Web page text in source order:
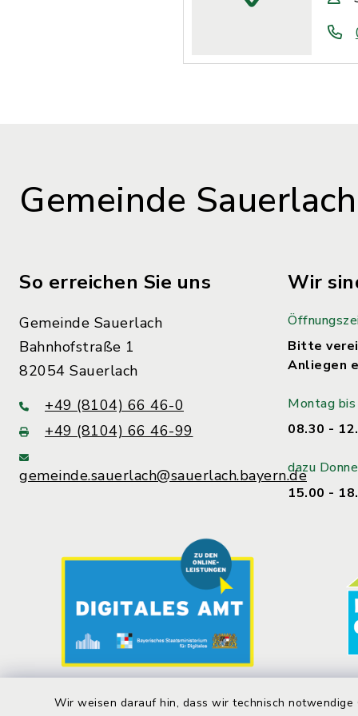
Wir weisen darauf hin, dass wir technisch
Gemeinde Sauerlach
So erreichen Sie uns
Gemeinde Sauerlach
Bahnhofstraße 1
82054 Sauerlach
+49 (8104) 66 46-0
+49 (8104) 66 46-99
gemeinde.sauerlach@sauerlach.bayern.de
Wir
Bitte
Anliegen
Montag
08.30 -
dazu
15.00 -